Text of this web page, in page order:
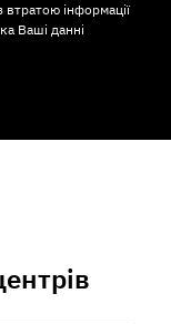
інформації
Ваші данні